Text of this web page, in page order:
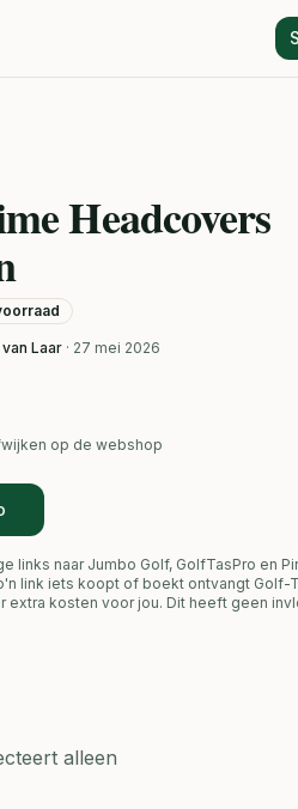
Headcovers
Laar · 27 mei 2026
op de webshop
links naar Jumbo Golf, GolfTasPro en
link iets koopt of boekt ontvangt Golf-
extra kosten voor jou. Dit heeft geen
alleen